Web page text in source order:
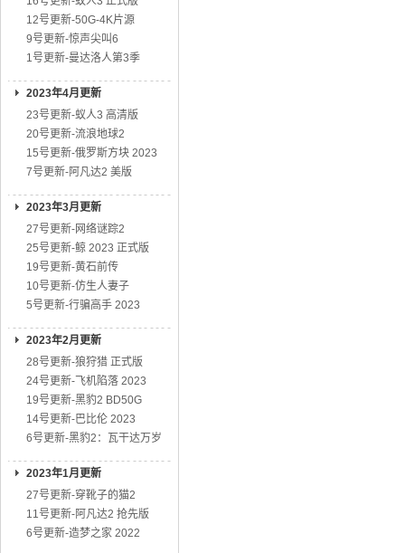
12号更新-50G-4K片源
9号更新-惊声尖叫6
1号更新-曼达洛人第3季
2023年4月更新
23号更新-蚁人3 高清版
20号更新-流浪地球2
15号更新-俄罗斯方块 2023
7号更新-阿凡达2 美版
2023年3月更新
27号更新-网络谜踪2
25号更新-鲸 2023 正式版
19号更新-黄石前传
10号更新-仿生人妻子
5号更新-行骗高手 2023
2023年2月更新
28号更新-狼狩猎 正式版
24号更新-飞机陷落 2023
19号更新-黑豹2 BD50G
14号更新-巴比伦 2023
6号更新-黑豹2：瓦干达万岁
2023年1月更新
27号更新-穿靴子的猫2
11号更新-阿凡达2 抢先版
6号更新-造梦之家 2022